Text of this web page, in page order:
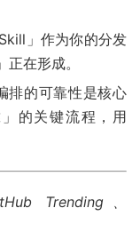
」作为你的分发
在形成。
排的可靠性是核心
的关键流程，用
Trending、